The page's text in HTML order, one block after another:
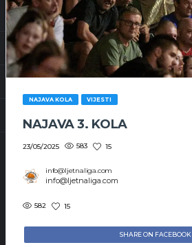
NAJAVA KOLA VIJESTI
NAJAVA 3. KOLA
23/05/2025 583 15
info@ljetnaliga.com
info@ljetnaliga.com
582 15
SHARE ON FACEBOOK